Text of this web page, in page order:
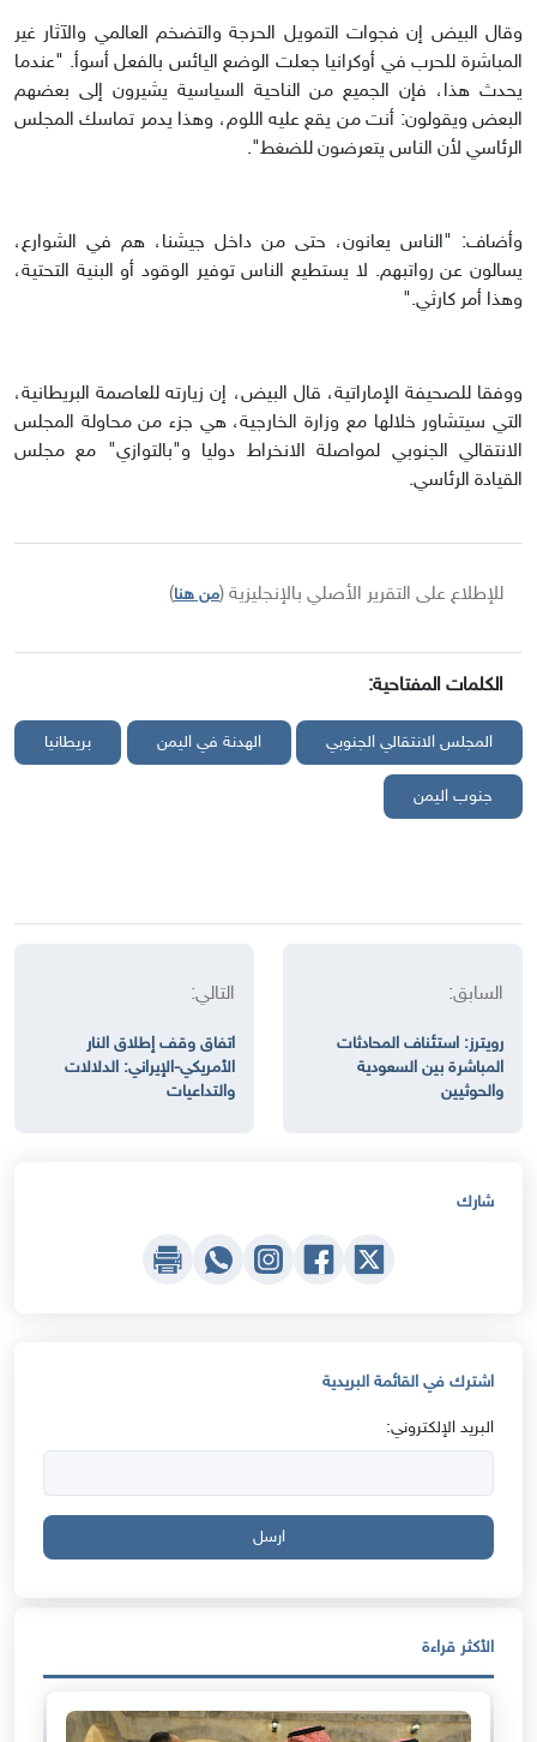
وقال البيض إن فجوات التمويل الحرجة والتضخم العالمي والآثار غير
المباشرة للحرب في أوكرانيا جعلت الوضع اليائس بالفعل أسوأ. "عندما
يحدث هذا، فإن الجميع من الناحية السياسية يشيرون إلى بعضهم
البعض ويقولون: أنت من يقع عليه اللوم، وهذا يدمر تماسك المجلس
الرئاسي لأن الناس يتعرضون للضغط".
وأضاف: "الناس يعانون، حتى من داخل جيشنا، هم في الشوارع،
يسالون عن رواتبهم. لا يستطيع الناس توفير الوقود أو البنية التحتية،
وهذا أمر كارثي."
ووفقا للصحيفة الإماراتية، قال البيض، إن زيارته للعاصمة البريطانية،
التي سيتشاور خلالها مع وزارة الخارجية، هي جزء من محاولة المجلس
الانتقالي الجنوبي لمواصلة الانخراط دوليا و"بالتوازي" مع مجلس
القيادة الرئاسي.
للإطلاع على التقرير الأصلي بالإنجليزية (من هنا)
الكلمات المفتاحية:
المجلس الانتقالي الجنوبي الهدنة في اليمن بريطانيا
جنوب اليمن
السابق:
رويترز: استئناف المحادثات
المباشرة بين السعودية
والحوثيين
التالي:
اتفاق وقف إطلاق النار
الأمريكي-الإيراني: الدلالات
والتداعيات
شارك
اشترك في القائمة البريدية
البريد الإلكتروني:
ارسل
الأكثر قراءة